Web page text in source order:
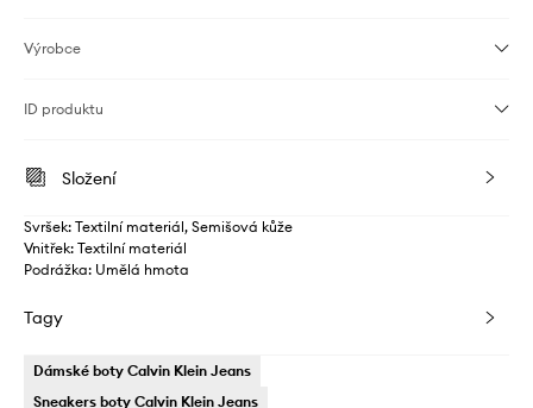
Výrobce
ID produktu
Složení
Svršek: Textilní materiál, Semišová kůže
Vnitřek: Textilní materiál
Podrážka: Umělá hmota
Tagy
Dámské boty Calvin Klein Jeans
Sneakers boty Calvin Klein Jeans